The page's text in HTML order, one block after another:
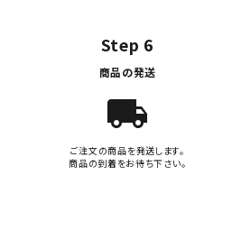
Step 6
商品の発送
local_shipping
ご注文の商品を発送します。
商品の到着をお待ち下さい。